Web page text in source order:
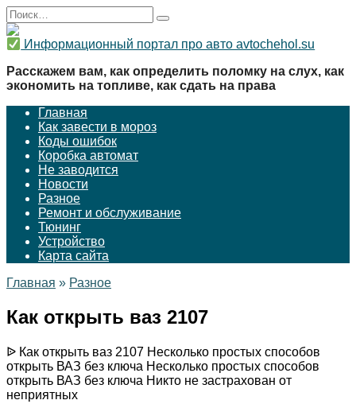
Перейти
к
содержанию
Search
for:
Информационный портал про авто avtochehol.su
Расскажем вам, как определить поломку на слух, как
экономить на топливе, как сдать на права
Главная
Как завести в мороз
Коды ошибок
Коробка автомат
Не заводится
Новости
Разное
Ремонт и обслуживание
Тюнинг
Устройство
Карта сайта
Главная » Разное
Как открыть ваз 2107
ᐉ Как открыть ваз 2107 Несколько простых способов
открыть ВАЗ без ключа Несколько простых способов
открыть ВАЗ без ключа Никто не застрахован от
неприятных